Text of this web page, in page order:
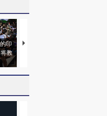
印
教
视线｜“入侵”还是“人道危